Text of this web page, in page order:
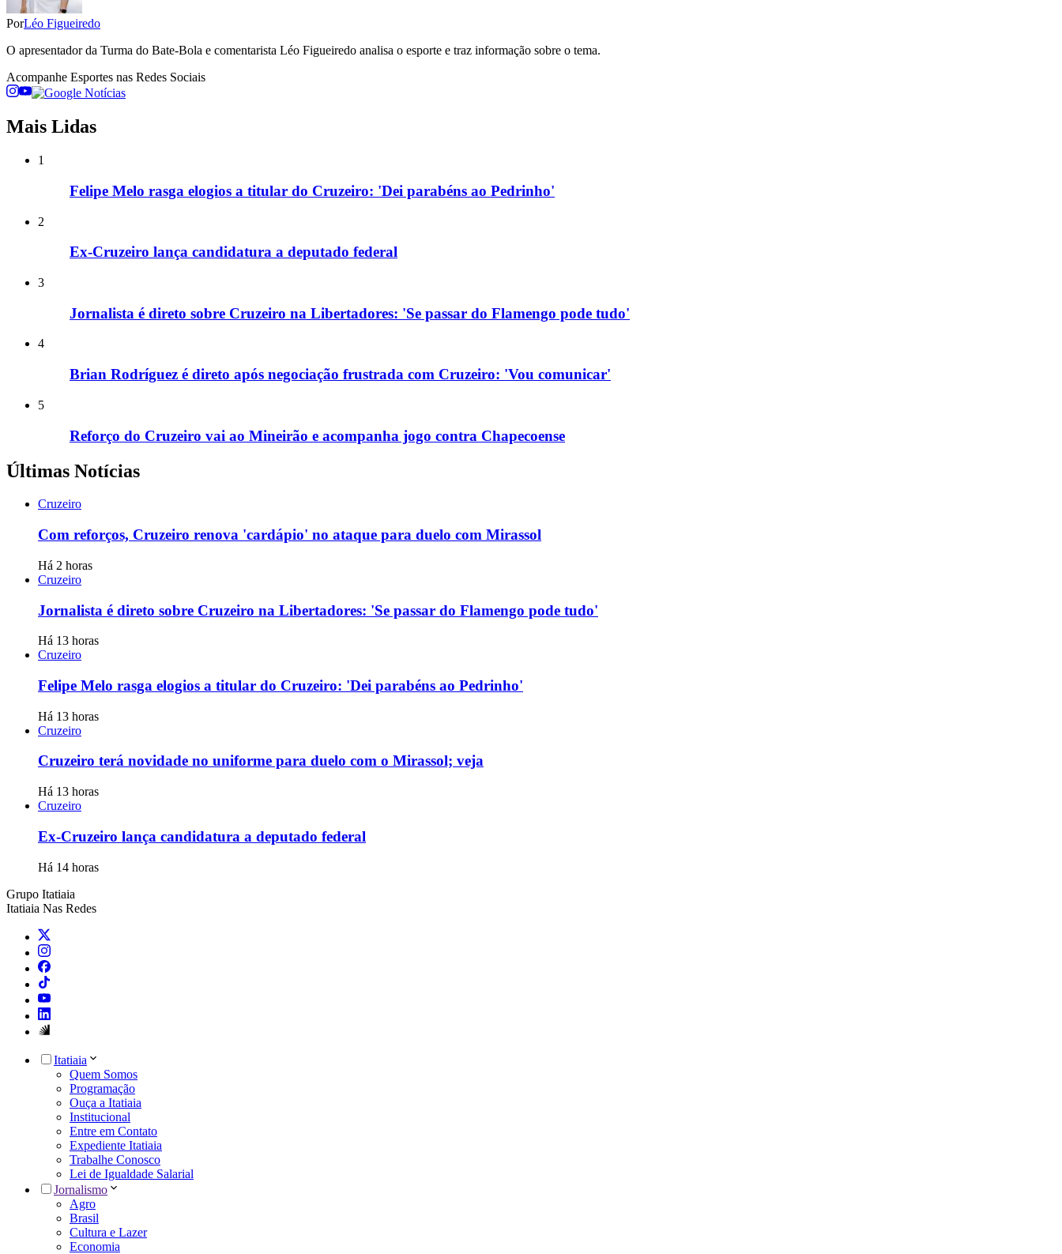
PorLéo Figueiredo
O apresentador da Turma do Bate-Bola e comentarista Léo Figueiredo analisa o esporte e traz informação sobre o tema.
Acompanhe Esportes nas Redes Sociais
Mais Lidas
1
Felipe Melo rasga elogios a titular do Cruzeiro: 'Dei parabéns ao Pedrinho'
2
Ex-Cruzeiro lança candidatura a deputado federal
3
Jornalista é direto sobre Cruzeiro na Libertadores: 'Se passar do Flamengo pode tudo'
4
Brian Rodríguez é direto após negociação frustrada com Cruzeiro: 'Vou comunicar'
5
Reforço do Cruzeiro vai ao Mineirão e acompanha jogo contra Chapecoense
Últimas Notícias
Cruzeiro
Com reforços, Cruzeiro renova 'cardápio' no ataque para duelo com Mirassol
Há 2 horas
Cruzeiro
Jornalista é direto sobre Cruzeiro na Libertadores: 'Se passar do Flamengo pode tudo'
Há 13 horas
Cruzeiro
Felipe Melo rasga elogios a titular do Cruzeiro: 'Dei parabéns ao Pedrinho'
Há 13 horas
Cruzeiro
Cruzeiro terá novidade no uniforme para duelo com o Mirassol; veja
Há 13 horas
Cruzeiro
Ex-Cruzeiro lança candidatura a deputado federal
Há 14 horas
Grupo Itatiaia
Itatiaia Nas Redes
Itatiaia
Quem Somos
Programação
Ouça a Itatiaia
Institucional
Entre em Contato
Expediente Itatiaia
Trabalhe Conosco
Lei de Igualdade Salarial
Jornalismo
Agro
Brasil
Cultura e Lazer
Economia